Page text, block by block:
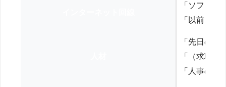
「ソフト
「以前、
「先日の
「（求職
「人事の方